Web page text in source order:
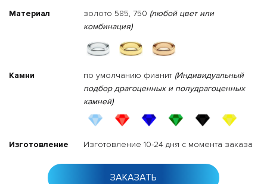
Материал
золото 585, 750 (любой цвет или
комбинация)
Камни по умолчанию фианит (Индивидуальный
подбор драгоценных и полудрагоценных
камней)
Изготовление Изготовление 10-24 дня с момента заказа
ЗАКАЗАТЬ